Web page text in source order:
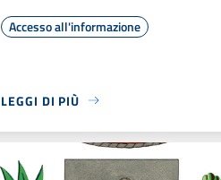
Accesso all'informazione
LEGGI DI PIÙ